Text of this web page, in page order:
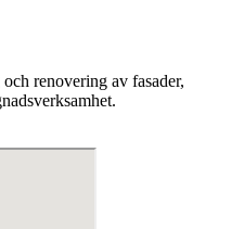
renovering av fasader,